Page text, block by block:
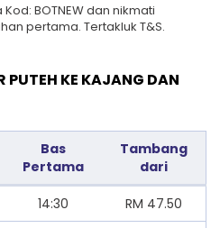
BOTNEW dan nikmati
pertama. Tertakluk T&S.
PUTEH KE KAJANG DAN
Bas
Pertama
Tambang
dari
14:30 RM 47.50